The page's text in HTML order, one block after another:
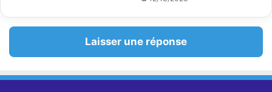
Laisser une réponse